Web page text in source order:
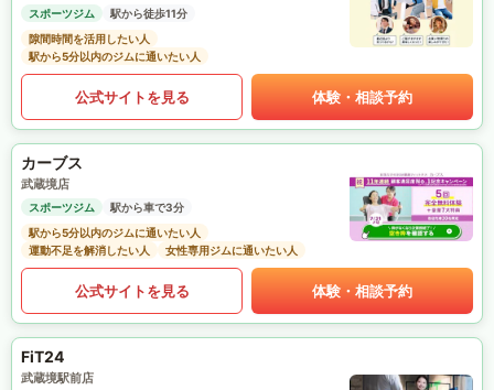
スポーツジム
駅から徒歩11分
隙間時間を活用したい人
駅から5分以内のジムに通いたい人
公式サイトを見る 体験・相談予約
カーブス
武蔵境店
スポーツジム
駅から車で3分
駅から5分以内のジムに通いたい人
運動不足を解消したい人
女性専用ジムに通いたい人
公式サイトを見る 体験・相談予約
FiT24
武蔵境駅前店